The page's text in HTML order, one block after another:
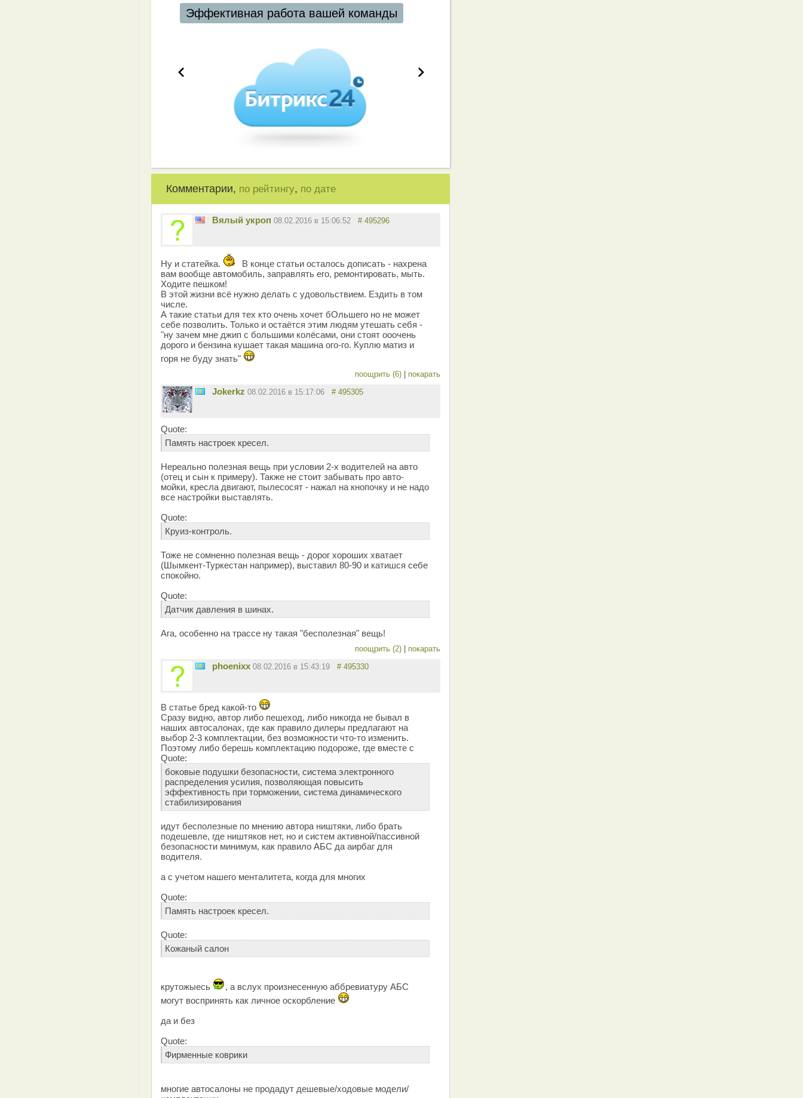
Эффективная работа вашей команды
Комментарии, по рейтингу, по дате
Вялый укроп 08.02.2016 в 15:06:52 # 495296
Ну и статейка.
В конце статьи осталось дописать - нахрена
вам вообще автомобиль, заправлять его, ремонтировать, мыть.
Ходите пешком!
В этой жизни всё нужно делать с удовольствием. Ездить в том
числе.
А такие статьи для тех кто очень хочет бОльшего но не может
себе позволить. Только и остаётся этим людям утешать себя -
"ну зачем мне джип с большими колёсами, они стоят ооочень
дорого и бензина кушает такая машина ого-го. Куплю матиз и
горя не буду знать"
поощрить (6) покарать
Jokerkz 08.02.2016 в 15:17:06 # 495305
Quote:
Память настроек кресел.
Нереально полезная вещь при условии 2-х водителей на авто
(отец и сын к примеру). Также не стоит забывать про авто-
мойки, кресла двигают, пылесосят - нажал на кнопочку и не надо
все настройки выставлять.
Quote:
Круиз-контроль.
Тоже не сомненно полезная вещь - дорог хороших хватает
(Шымкент-Туркестан например), выставил 80-90 и катишся себе
спокойно.
Quote:
Датчик давления в шинах.
Ага, особенно на трассе ну такая "бесполезная" вещь!
поощрить (2) покарать
phoenixx 08.02.2016 в 15:43:19 # 495330
В статье бред какой-то
Сразу видно, автор либо пешеход, либо никогда не бывал в
наших автосалонах, где как правило дилеры предлагают на
выбор 2-3 комплектации, без возможности что-то изменить.
Поэтому либо берешь комплектацию подороже, где вместе с
Quote:
боковые подушки безопасности, система электронного
распределения усилия, позволяющая повысить
эффективность при торможении, система динамического
стабилизирования
идут бесполезные по мнению автора ништяки, либо брать
подешевле, где ништяков нет, но и систем активной/пассивной
безопасности минимум, как правило АБС да аирбаг для
водителя.
а с учетом нашего менталитета, когда для многих
Quote:
Память настроек кресел.
Quote:
Кожаный салон
крутожыесь
, а вслух произнесенную аббревиатуру АБС
могут воспринять как личное оскорбление
да и без
Quote:
Фирменные коврики
многие автосалоны не продадут дешевые/ходовые модели/